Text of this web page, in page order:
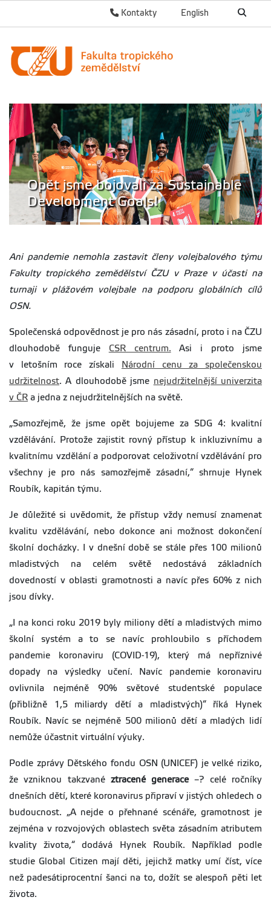
English
Kontakty
Opět jsme bojovali za Sustainable
Development Goals!
Ani pandemie nemohla zastavit členy volejbalového týmu
Fakulty tropického zemědělství ČZU v Prazev účasti na
turnaji v plážovém volejbale na podporu globálních cílů
OSN.
Společenská odpovědnost je pro nás zásadní, proto i na ČZU
dlouhodobě funguje CSR centrum. Asi i proto jsme
v letošním roce získali
Národní cenu za společenskou
udržitelnost. A dlouhodobě jsme nejudržitelnější univerzita
v ČR a jedna z nejudržitelnějších na světě.
„Samozřejmě, že jsme opět bojujeme za SDG 4: kvalitní
vzdělávání. Protože zajistit rovný přístup k inkluzivnímu a
kvalitnímu vzdělání a podporovat celoživotní vzdělávání pro
všechny je pro nás samozřejmě zásadní,“ shrnuje Hynek
Roubík, kapitán týmu.
Je důležité si uvědomit, že přístup vždy nemusí znamenat
kvalitu vzdělávání, nebo dokonce ani možnost dokončení
školní docházky. I v dnešní době se stále přes 100 milionů
mladistvých na celém světě nedostává základních
dovedností v oblasti gramotnosti a navíc přes 60% z nich
jsou dívky.
„I na konci roku 2019 byly miliony dětí a mladistvých mimo
školní systém a to se navíc prohloubilo s příchodem
pandemie koronaviru (COVID-19), který má nepříznivé
dopady na výsledky učení. Navíc pandemie koronaviru
ovlivnila nejméně 90% světové studentské populace
(přibližně 1,5 miliardy dětí a mladistvých)“ říká Hynek
Roubík. Navíc se nejméně 500 milionů dětí a mladých lidí
nemůže účastnit virtuální výuky.
Podle zprávy Dětského fondu OSN (UNICEF) je velké riziko,
že vzniknou takzvané ztracené generace–? celé ročníky
dnešních dětí, které koronavirus připraví v jistých ohledech o
budoucnost. „A nejde o přehnané scénáře, gramotnost je
zejména v rozvojových oblastech světa zásadním atributem
kvality života,“ dodává Hynek Roubík. Například podle
studie Global Citizen mají děti, jejichž matky umí číst, více
než padesátiprocentní šanci na to, dožít se alespoň pěti let
života.